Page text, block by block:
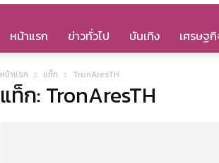
หน้าแรก ข่าวทั่วไป บันเทิง เศรษฐ
หน้าแรก แท็ก TronAresTH
แท็ก: TronAresTH